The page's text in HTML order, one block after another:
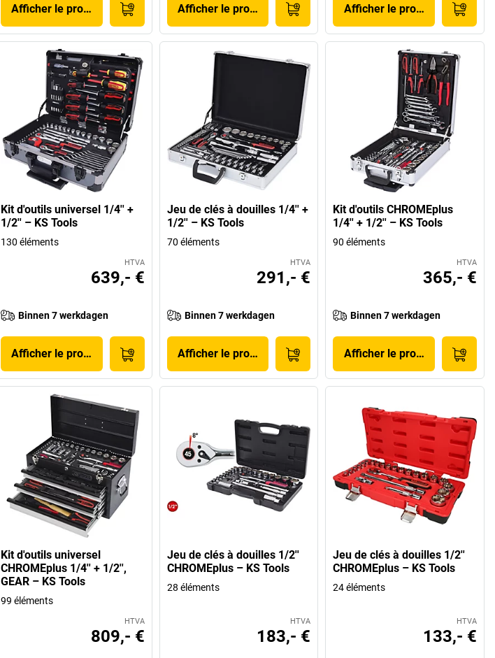
Afficher le produit Afficher le produit Afficher le produit
Kit d'outils universel 1/4'' +
1/2'' – KS Tools
130 éléments
HTVA
639,- €
Binnen 7 werkdagen
Afficher le produit
Jeu de clés à douilles 1/4'' +
1/2'' – KS Tools
70 éléments
HTVA
291,- €
Binnen 7 werkdagen
Afficher le produit
Kit d'outils CHROMEplus
1/4'' + 1/2'' – KS Tools
90 éléments
HTVA
365,- €
Binnen 7 werkdagen
Afficher le produit
Kit d'outils universel
CHROMEplus 1/4'' + 1/2'',
GEAR – KS Tools
99 éléments
HTVA
809,- €
Jeu de clés à douilles 1/2''
CHROMEplus – KS Tools
28 éléments
HTVA
183,- €
Jeu de clés à douilles 1/2''
CHROMEplus – KS Tools
24 éléments
HTVA
133,- €